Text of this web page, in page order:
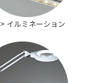
> イルミネーション